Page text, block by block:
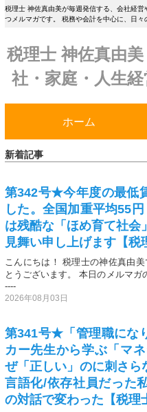
税理士 神佐真由美が毎週発信する、会社経
つメルマガです。 税務や会計を中心に、日々
税理士 神佐真由
社・家庭・人生
ホーム
新着記事
第342号★今年度の最低
した。全国加重平均55
は残酷な「ほめ育て社会
見舞い申し上げます【
こんにちは！ 税理士の神佐真由
とうございます。 本日のメルマガ
----
2026年08月03日
第341号★「管理職にな
カー先生から学ぶ「マ
ぜ「正しい」のに刺さ
言語化/依存社員だった
の対話で変わった【税理